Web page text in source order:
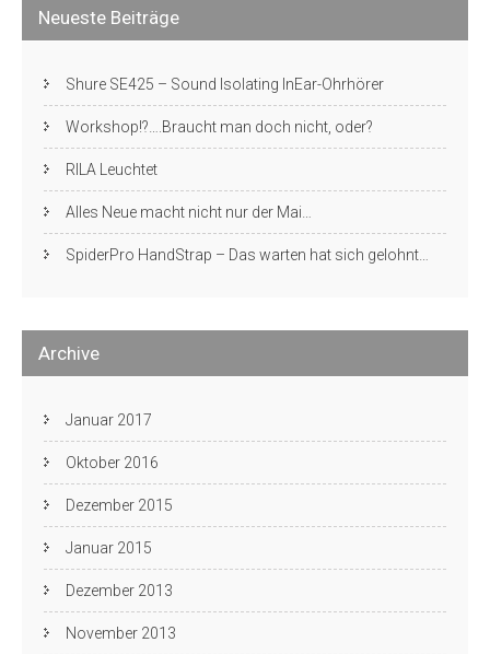
Neueste Beiträge
Shure SE425 – Sound Isolating InEar-Ohrhörer
Workshop!?….Braucht man doch nicht, oder?
RILA Leuchtet
Alles Neue macht nicht nur der Mai…
SpiderPro HandStrap – Das warten hat sich gelohnt…
Archive
Januar 2017
Oktober 2016
Dezember 2015
Januar 2015
Dezember 2013
November 2013